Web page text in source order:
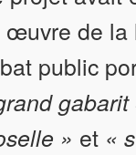
œuvre de la
public
» et «